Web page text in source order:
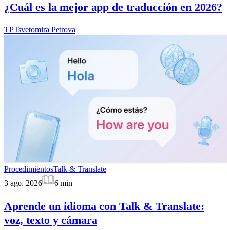
¿Cuál es la mejor app de traducción en 2026?
TPTsvetomira Petrova
ProcedimientosTalk & Translate
3 ago. 2026
6 min
Aprende un idioma con Talk & Translate:
voz, texto y cámara